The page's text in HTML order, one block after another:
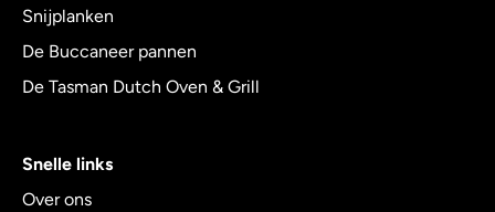
Snijplanken
De Buccaneer pannen
De Tasman Dutch Oven & Grill
Snelle links
Over ons